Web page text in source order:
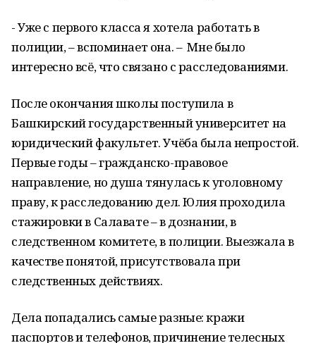
- Уже с первого класса я хотела работать в
полиции, – вспоминает она. – Мне было
интересно всё, что связано с расследованиями.
После окончания школы поступила в
Башкирский государственный университет на
юридический факультет. Учёба была непростой.
Первые годы – гражданско-правовое
направление, но душа тянулась к уголовному
праву, к расследованию дел. Юлия проходила
стажировки в Салавате – в дознании, в
следственном комитете, в полиции. Выезжала в
качестве понятой, присутствовала при
следственных действиях.
Дела попадались самые разные: кражи
паспортов и телефонов, причинение телесных